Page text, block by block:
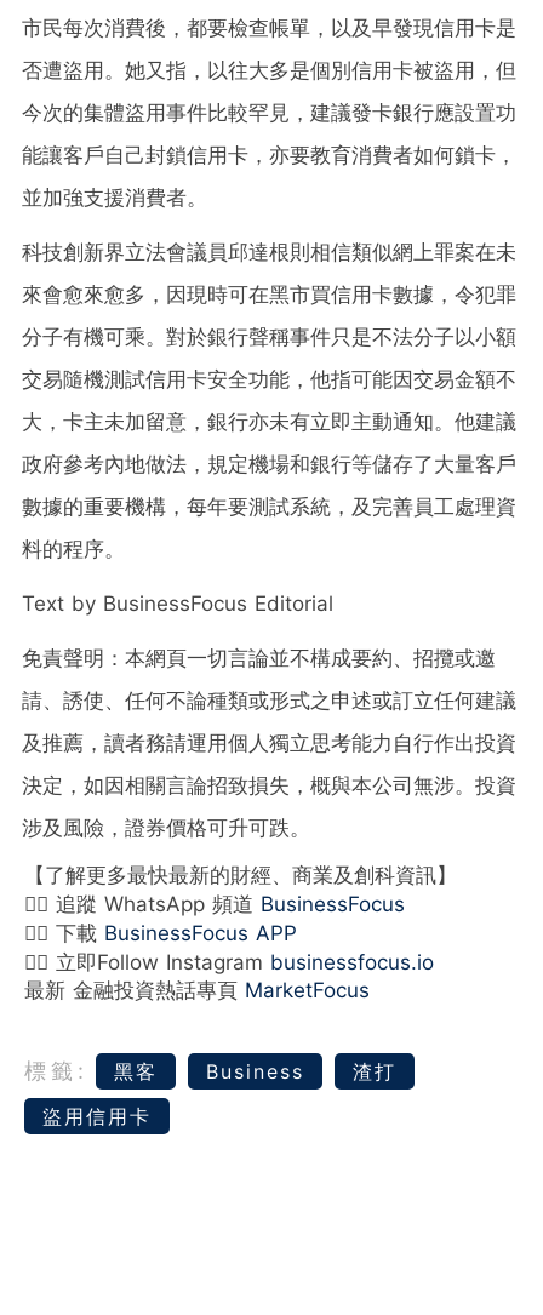
市民每次消費後，都要檢查帳單，以及早發現信用卡是
否遭盜用。她又指，以往大多是個別信用卡被盜用，但
今次的集體盜用事件比較罕見，建議發卡銀行應設置功
能讓客戶自己封鎖信用卡，亦要教育消費者如何鎖卡，
並加強支援消費者。
科技創新界立法會議員邱達根則相信類似網上罪案在未
來會愈來愈多，因現時可在黑市買信用卡數據，令犯罪
分子有機可乘。對於銀行聲稱事件只是不法分子以小額
交易隨機測試信用卡安全功能，他指可能因交易金額不
大，卡主未加留意，銀行亦未有立即主動通知。他建議
政府參考內地做法，規定機場和銀行等儲存了大量客戶
數據的重要機構，每年要測試系統，及完善員工處理資
料的程序。
Text by BusinessFocus Editorial
免責聲明：本網頁一切言論並不構成要約、招攬或邀
請、誘使、任何不論種類或形式之申述或訂立任何建議
及推薦，讀者務請運用個人獨立思考能力自行作出投資
決定，如因相關言論招致損失，概與本公司無涉。投資
涉及風險，證券價格可升可跌。
【了解更多最快最新的財經、商業及創科資訊】
👉🏻 追蹤 WhatsApp 頻道 BusinessFocus
👉🏻 下載 BusinessFocus APP
👉🏻 立即Follow Instagram businessfocus.io
最新 金融投資熱話專頁 MarketFocus
標籤: 黑客 Business
渣打
盜用信用卡